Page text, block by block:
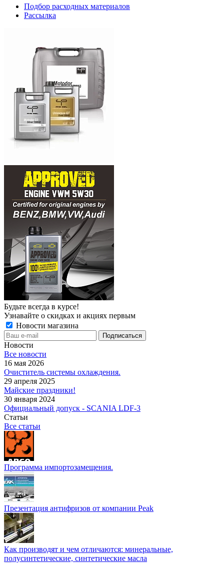
Подбор расходных материалов
Рассылка
Будьте всегда в курсе!
Узнавайте о скидках и акциях первым
Новости магазина
Новости
Все новости
16 мая 2026
Очиститель системы охлаждения.
29 апреля 2025
Майские праздники!
30 января 2024
Официальный допуск - SCANIA LDF-3
Статьи
Все статьи
Программа импортозамещения.
Презентация антифризов от компании Peak
Как производят и чем отличаются: минеральные,
полусинтетические, синтетические масла